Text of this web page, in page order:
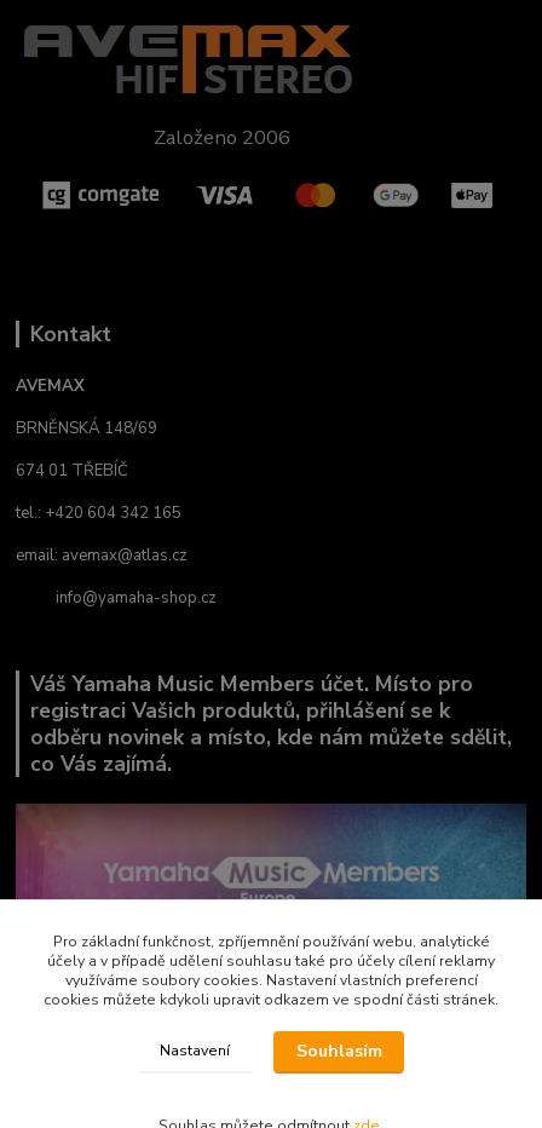
Založeno 2006
Kontakt
AVEMAX
BRNĚNSKÁ 148/69
674 01 TŘEBÍČ
tel.: +420 604 342 165
email: avemax@atlas.cz
info@yamaha-shop.cz
Váš Yamaha Music Members účet. Místo pro
registraci Vašich produktů, přihlášení se k
odběru novinek a místo, kde nám můžete sdělit,
co Vás zajímá.
Copyright by AVEMAX
Pro základní funkčnost, zpříjemnění používání webu, analytické
účely a v případě udělení souhlasu také pro účely cílení reklamy
využíváme soubory cookies. Nastavení vlastních preferencí
cookies můžete kdykoli upravit odkazem ve spodní části stránek.
Nastavení Souhlasím